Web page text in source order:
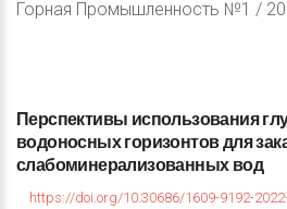
Горная Промышленность №1 /
Перспективы использования
водоносныхгоризонтовдля
слабоминерализованныхвод
https://doi.org/10.30686/1609-9192-